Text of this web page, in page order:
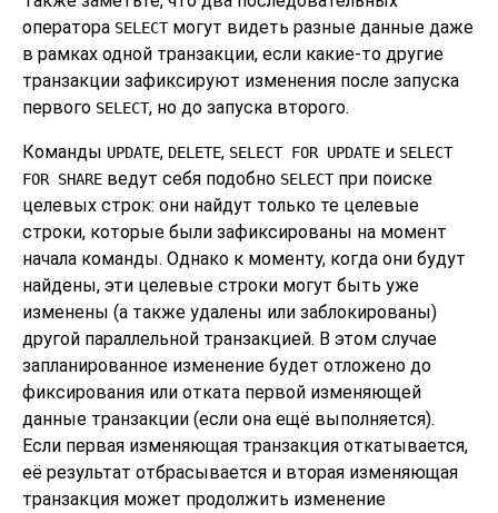
оператора SELECTмогут видеть разные данные даже
в рамках одной транзакции, если какие-то другие
транзакции зафиксируют изменения после запуска
первого SELECT, но до запуска второго.
Команды UPDATE, DELETE, SELECT FOR UPDATE и SELECT
FOR SHARE ведут себя подобно SELECTпри поиске
целевых строк: они найдут только те целевые
строки, которые были зафиксированы на момент
начала команды. Однако к моменту, когда они будут
найдены, эти целевые строки могут быть уже
изменены (а также удалены или заблокированы)
другой параллельной транзакцией. В этом случае
запланированное изменение будет отложено до
фиксирования или отката первой изменяющей
данные транзакции (если она ещё выполняется).
Если первая изменяющая транзакция откатывается,
её результат отбрасывается и вторая изменяющая
транзакция может продолжить изменение